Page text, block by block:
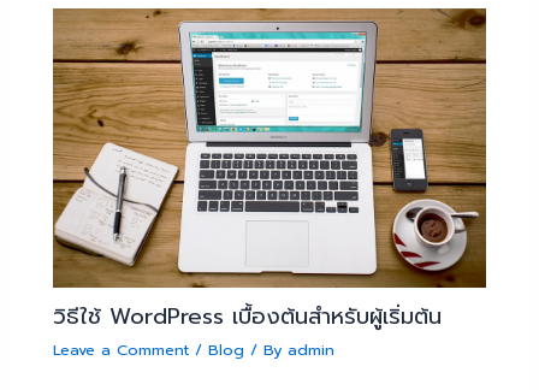
วิธีใช้ WordPress เบื้องต้นสำหรับผู้เริ่มต้น
Leave a Comment /Blog / Byadmin